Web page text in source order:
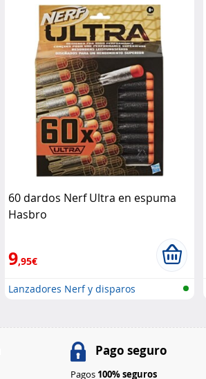
60 dardos Nerf Ultra en espuma
Hasbro
9,95€
Lanzadores Nerf y disparos
Pago seguro
Pagos 100% seguros